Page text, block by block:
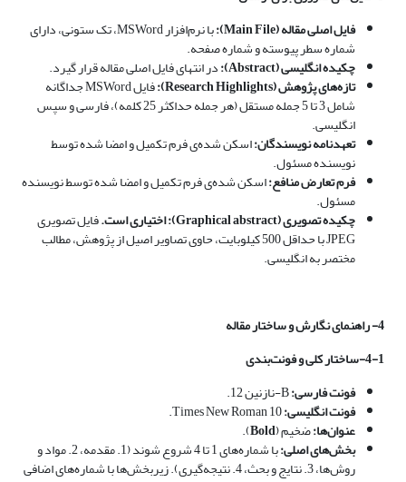
فایل اصلی مقاله (Main File
): با نرم‌افزار MSWord، تک ستونی، دارای
شماره سطر پیوسته و شماره صفحه.
چکیده انگلیسی (Abstract
):در انتهای فایل اصلی مقاله قرار گیرد.
تازه‌های پژوهش (Research Highlights
): فایل MSWord جداگانه
شامل 3 تا 5 جمله مستقل (هر جمله حداکثر 25 کلمه)، فارسی و سپس
انگلیسی.
تعهدنامه نویسندگان:اسکن شده‌ی فرم تکمیل و امضا شده توسط
نویسنده مسئول.
فرم تعارض منافع:اسکن شده‌ی فرم تکمیل و امضا شده توسط نویسنده
مسئول.
چکیده تصویری (Graphical abstract): اختیاری است.فایل تصویری
JPEG با حداقل 500 کیلوبایت، حاوی تصاویر اصیل از پژوهش، مطالب
مختصر به انگلیسی.
4- راهنمای نگارش و ساختار مقاله
4-1-ساختار کلی و فونت‌بندی
فونت فارسی:
فونت انگلیسی:
عنوان‌ها:ضخیم (Bold
).
بخش‌های اصلی: با شماره‌های 1 تا 4 شروع شوند (1. مقدمه، 2. مواد و
روش‌ها، 3. نتایج و بحث، 4. نتیجه‌گیری). زیربخش‌ها با شماره‌های اضافی